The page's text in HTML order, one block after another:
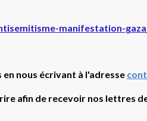
manifestation-
nous écrivant à l'adresse
afin de recevoir nos lettres